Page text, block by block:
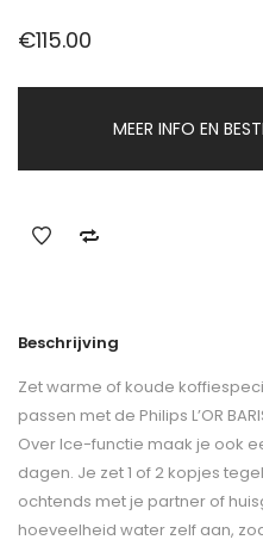
€115.00
MEER INFO EN
Beschrijving
Zet warme of koude
passen met de Philips L’OR
Over Ice-functie maak je ook
dagen. Je zet 1 of 2 kopjes
ochtends met je partner of
hoeveelheid water zelf aan,